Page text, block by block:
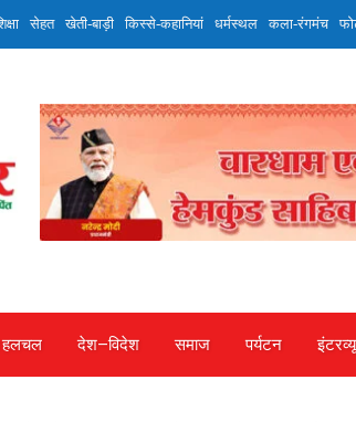
सेहत खेती-बाड़ी किस्से-कहानियां धर्मस्थल कला-रंगमंच
हलचल देश—विदेश समाज पर्यटन इंटरव्‍यू